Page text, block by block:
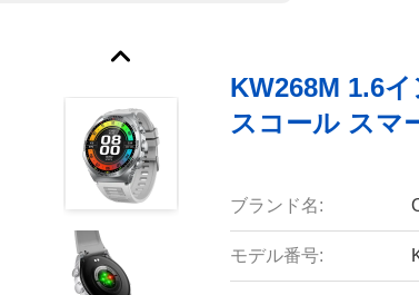
KW268M 1.6
スコール スマ
ブランド名:
モデル番号: